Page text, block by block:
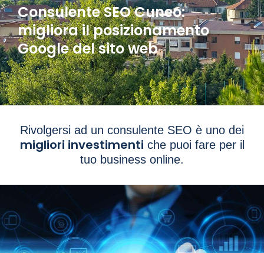
Consulente SEO Cuneo:
migliora il posizionamento
Google del sito web
Rivolgersi ad un consulente SEO è uno dei
migliori investimenti che puoi fare per il
tuo business online.